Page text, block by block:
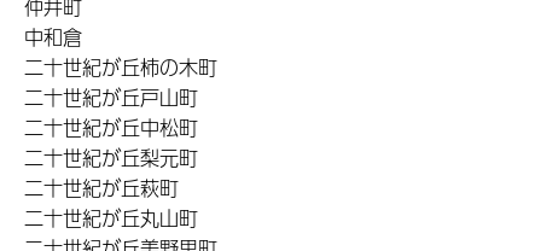
仲井町
中和倉
二十世紀が丘柿の木町
二十世紀が丘戸山町
二十世紀が丘中松町
二十世紀が丘梨元町
二十世紀が丘萩町
二十世紀が丘丸山町